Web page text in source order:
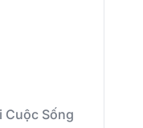
Cuộc Sống